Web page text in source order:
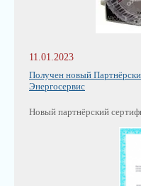
11.01.2023
Получен новый
Энергосервис
Новый партнёрский